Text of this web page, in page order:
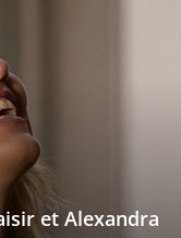
et Alexandra